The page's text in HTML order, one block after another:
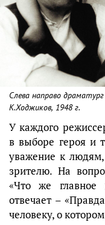
Слева направо
К.Ходжиков, 1948 г.
У каждого
в выборе героя и
уважение к людям,
зрителю. На
«Что же главное
отвечает –
человеку, о